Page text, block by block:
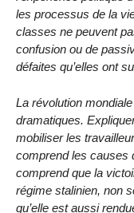
les processus de la
classes ne peuvent
confusion ou de
défaites qu’elles ont
La révolution
dramatiques.
mobiliser les
comprend les causes
comprend que la
régime stalinien, non
qu’elle est aussi